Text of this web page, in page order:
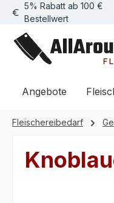
Hauptinhalt springen
Zur Suche springen
Zur
5% Rabatt ab 100 €
Bestellwert
Angebote
Fleischereibedarf